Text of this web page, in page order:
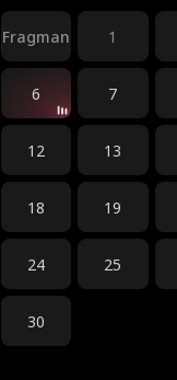
Fragman 1
6 7
12 13
18 19
24 25
30